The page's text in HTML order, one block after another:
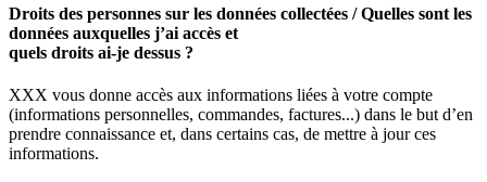
Droits des personnes sur les données collectées / Quelles sont les
données auxquelles j’ai accès et
quels droits ai-je dessus ?
XXX vous donne accès aux informations liées à votre compte
(informations personnelles, commandes, factures...) dans le but d’en
prendre connaissance et, dans certains cas, de mettre à jour ces
informations.